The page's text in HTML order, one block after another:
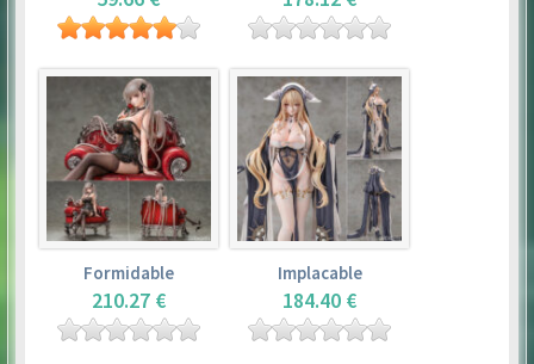
Formidable
210.27 €
Implacable
184.40 €